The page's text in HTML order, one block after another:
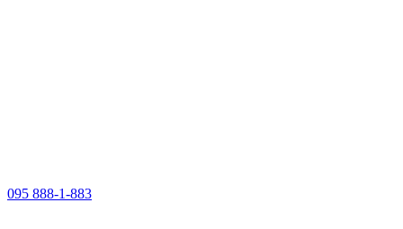
095 888-1-883